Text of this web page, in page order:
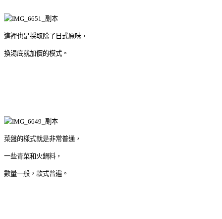
這裡也是採取除了日式原味，
換湯底就加價的模式。
菜盤的樣式就是非常普通，
一些青菜和火鍋料，
數量一般，款式普遍。